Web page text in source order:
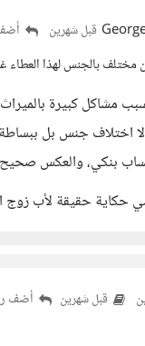
قبل شهرين
مختلف بالجنس لهذا العطاء
مشاكل كبيرة
بنكي، والعكس صحيح،
حقيقة لأب زوج
قبل شهرين أضف